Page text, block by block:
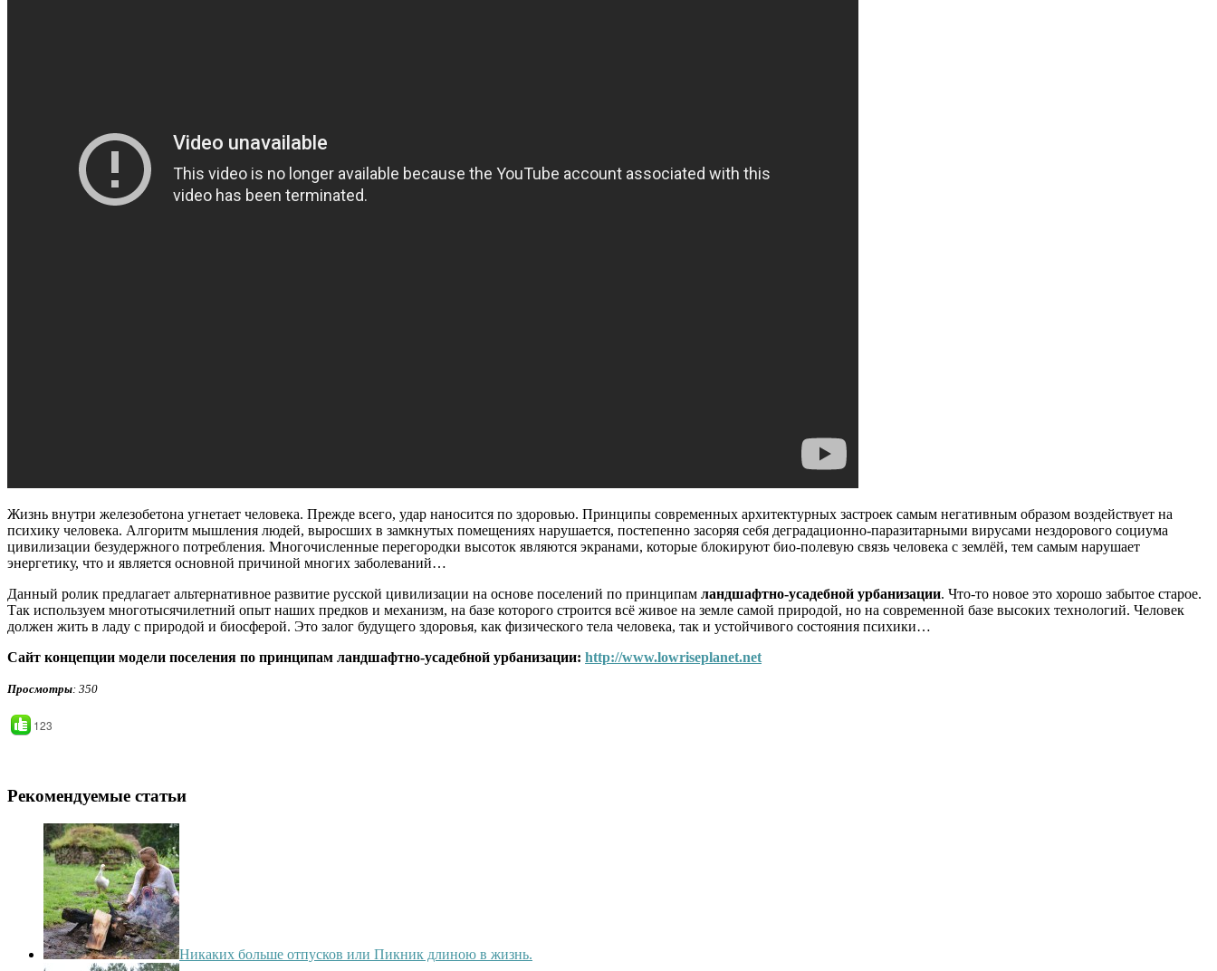
Жизнь внутри железобетона угнетает человека. Прежде всего, удар наносится по здоровью. Принципы современных архитектурных застроек самым негативным образом воздействует на
психику человека. Алгоритм мышления людей, выросших в замкнутых помещениях нарушается, постепенно засоряя себя деградационно-паразитарными вирусами нездорового социума
цивилизации безудержного потребления. Многочисленные перегородки высоток являются экранами, которые блокируют био-полевую связь человека с землёй, тем самым нарушает
энергетику, что и является основной причиной многих заболеваний…
Данный ролик предлагает альтернативное развитие русской цивилизации на основе поселений по принципам ландшафтно-усадебной урбанизации. Что-то новое это хорошо забытое старое.
Так используем многотысячилетний опыт наших предков и механизм, на базе которого строится всё живое на земле самой природой, но на современной базе высоких технологий. Человек
должен жить в ладу с природой и биосферой. Это залог будущего здоровья, как физического тела человека, так и устойчивого состояния психики…
Сайт концепции модели поселения по принципам ландшафтно-усадебной урбанизации: http://www.lowriseplanet.net
Просмотры: 350
123
Рекомендуемые статьи
Никаких больше отпусков или Пикник длиною в жизнь.